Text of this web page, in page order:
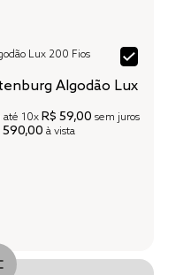
Lux 200 Fios
até 10x R$ 59,00 sem juros
590,00 à vista